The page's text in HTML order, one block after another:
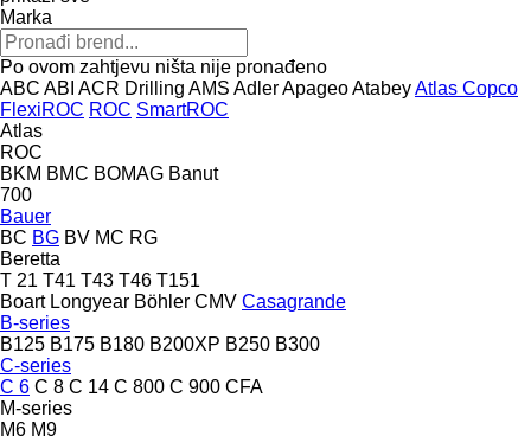
Marka
Po ovom zahtjevu ništa nije pronađeno
ABC ABI ACR Drilling AMS AdlerApageoAtabeyAtlas Copco
FlexiROC ROC SmartROC
Atlas
ROC
BKM BMC BOMAG Banut
700
Bauer
BC BG BV MC RG
Beretta
T 21 T41 T43 T46 T151
Boart Longyear Böhler CMV Casagrande
B-series
B125 B175 B180 B200XP B250 B300
C-series
C 6 C 8 C 14 C 800 C 900 CFA
M-series
M6 M9